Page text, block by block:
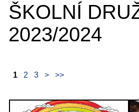
ŠKOLNÍ
2023/2024
1 2 3 > >>